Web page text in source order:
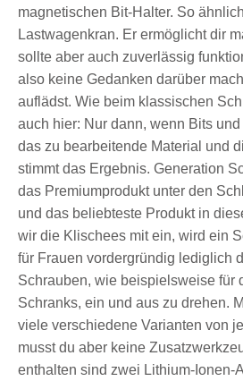
magnetischen Bit-Halter. So
Lastwagenkran. Er ermöglicht dir
sollte aber auch zuverlässig
also keine Gedanken darüber
auflädst. Wie beim klassischen
auch hier: Nur dann, wenn Bits
das zu bearbeitende Material und
stimmt das Ergebnis. Generation
das Premiumprodukt unter den
und das beliebteste Produkt in
wir die Klischees mit ein, wird ein
für Frauen vordergründig lediglich
Schrauben, wie beispielsweise für
Schranks, ein und aus zu drehen.
viele verschiedene Varianten von
musst du aber keine
enthalten sind zwei Lithium-Ionen-